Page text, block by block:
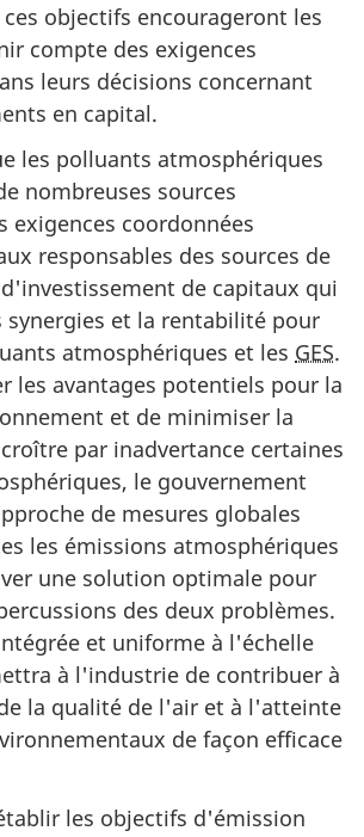
objectifs encourageront les
compte des exigences
leurs décisions concernant
en capital.
les polluants atmosphériques
nombreuses sources
exigences coordonnées
responsables des sources de
de capitaux qui
synergies et la rentabilité pour
atmosphériques et les GES.
les avantages potentiels pour la
et de minimiser la
par inadvertance certaines
le gouvernement
de mesures globales
les émissions atmosphériques
une solution optimale pour
des deux problèmes.
et uniforme à l'échelle
à l'industrie de contribuer à
la qualité de l'air et à l'atteinte
de façon efficace
les objectifs d'émission